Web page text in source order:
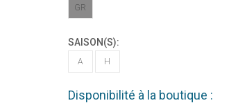
GR
SAISON(S):
A H
Disponibilité à la boutique :